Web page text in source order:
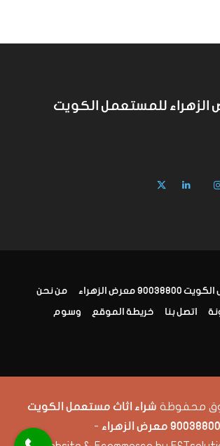
الزهراء للمستعمل الكويت
معرض الزهراء من نحن
اتصل بنا خريطة الموقع وسوم
محفوظة شراء اثاث مستعمل الكويت
90038800 معرض الزهراء
-